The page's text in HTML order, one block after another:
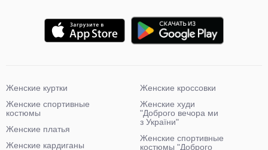
Женские куртки
Женские спортивные
костюмы
Женские платья
Женские кардиганы
Женские кроссовки
Женские худи
"Доброго вечора ми
з України"
Женские спортивные
костюмы "Доброго